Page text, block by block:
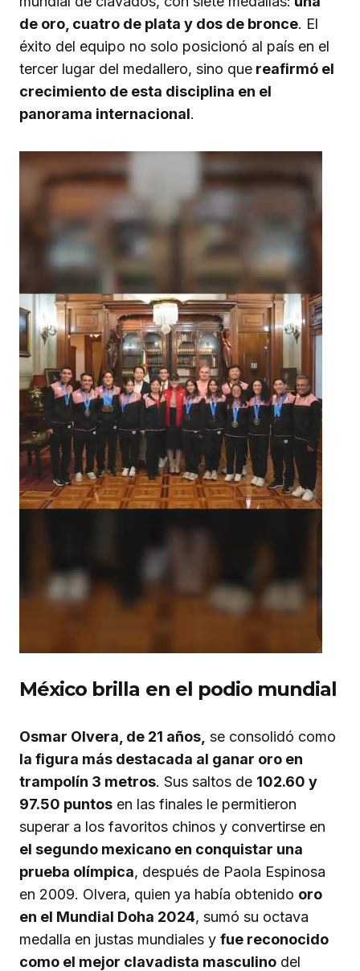
de oro, cuatro de plata y dos de bronce. El
éxito del equipo no solo posicionó al país en el
tercer lugar del medallero, sino que reafirmó el
crecimiento de esta disciplina en el
panorama internacional.
México brilla en el podio mundial
Osmar Olvera, de 21 años, se consolidó como
la figura más destacada al ganar oro en
trampolín 3 metros. Sus saltos de 102.60 y
97.50 puntos en las finales le permitieron
superar a los favoritos chinos y convertirse en
el segundo mexicano en conquistar una
prueba olímpica, después de Paola Espinosa
en 2009. Olvera, quien ya había obtenido oro
en el Mundial Doha 2024, sumó su octava
medalla en justas mundiales y fue reconocido
como el mejor clavadista masculino del